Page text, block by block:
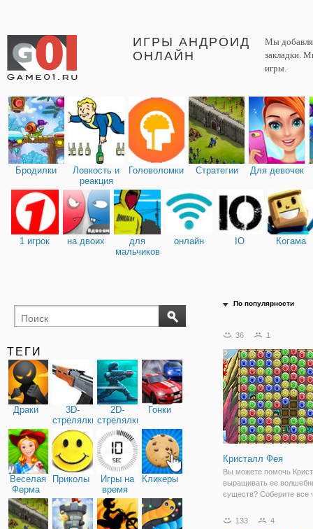
ИГРЫ АНДРОИД
ОНЛАЙН
Мы
закладки.
игры.
Бродилки
Ловкость и
реакция
Головоломки Стратегии Для девочек
1 игрок на двоих
для
мальчиков
онлайн IO Когама
ТЕГИ
Драки
3D-
стрелялки
2D-
стрелялки
Гонки
Веселая
Ферма
Приколы
Игры на
время
Кликеры
По популярности
36 1
Кристалл Фея
Вы можете помочь
выращивать ее
существ? Соберите все
3 или более в ряд.
133 4